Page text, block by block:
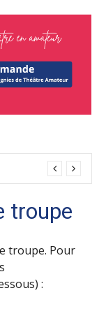
troupe
troupe. Pour
: